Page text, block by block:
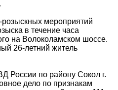
розыскных мероприятий
в течение часа
на Волоколамском шоссе.
26-летний житель
России по району Сокол г.
дело по признакам